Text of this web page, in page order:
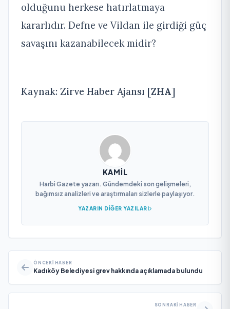
olduğunu herkese hatırlatmaya
kararlıdır. Defne ve Vildan ile girdiği güç
savaşını kazanabilecek midir?
Kaynak: Zirve Haber Ajansı [ZHA]
KAMIL
Harbi Gazete yazarı. Gündemdeki son gelişmeleri,
bağımsız analizleri ve araştırmaları sizlerle paylaşıyor.
YAZARIN DIĞER YAZILARI
ÖNCEKI HABER
Kadıköy Belediyesi grev hakkında açıklamada bulundu
SONRAKI HABER